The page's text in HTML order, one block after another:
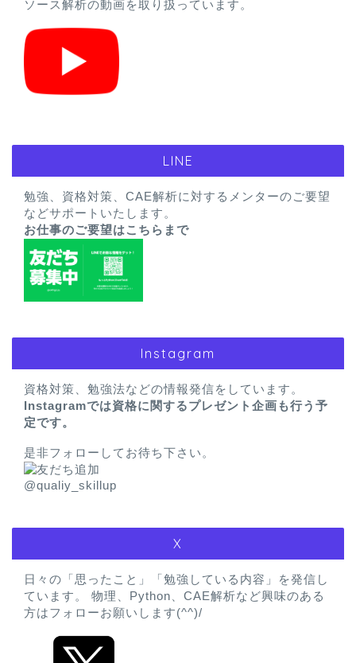
ソース解析の動画を取り扱っています。
LINE
勉強、資格対策、CAE解析に対するメンターのご要望
などサポートいたします。
お仕事のご要望はこちらまで
Instagram
資格対策、勉強法などの情報発信をしています。
Instagramでは資格に関するプレゼント企画も行う予
定です。
是非フォローしてお待ち下さい。
@qualiy_skillup
X
日々の「思ったこと」「勉強している内容」を発信し
ています。 物理、Python、CAE解析など興味のある
方はフォローお願いします(^^)/